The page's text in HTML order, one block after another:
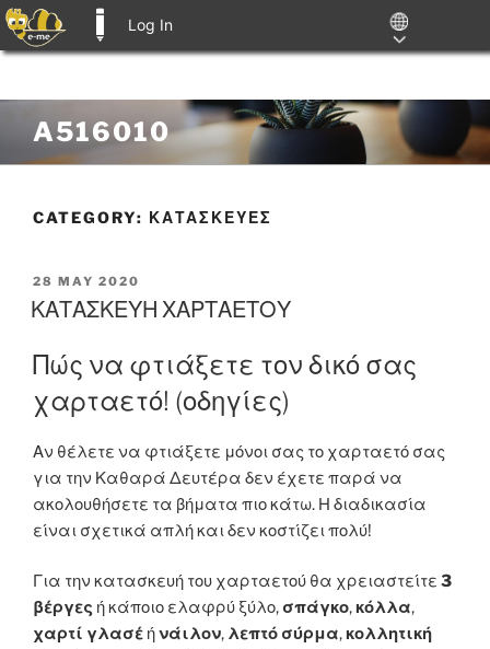
Log In
content
A516010
CATEGORY: ΚΑΤΑΣΚΕΥΕΣ
POSTED
ON
28 MAY 2020
ΚΑΤΑΣΚΕΥΗ ΧΑΡΤΑΕΤΟΥ
Πώς να φτιάξετε τον δικό σας
χαρταετό! (οδηγίες)
Αν θέλετε να φτιάξετε μόνοι σας το χαρταετό σας
για την Καθαρά Δευτέρα δεν έχετε παρά να
ακολουθήσετε τα βήματα πιο κάτω. Η διαδικασία
είναι σχετικά απλή και δεν κοστίζει πολύ!
Για την κατασκευή του χαρταετού θα χρειαστείτε 3
βέργες ή κάποιο ελαφρύ ξύλο, σπάγκο,κόλλα,
χαρτί γλασέ ήνάιλον, λεπτό σύρμα,κολλητική